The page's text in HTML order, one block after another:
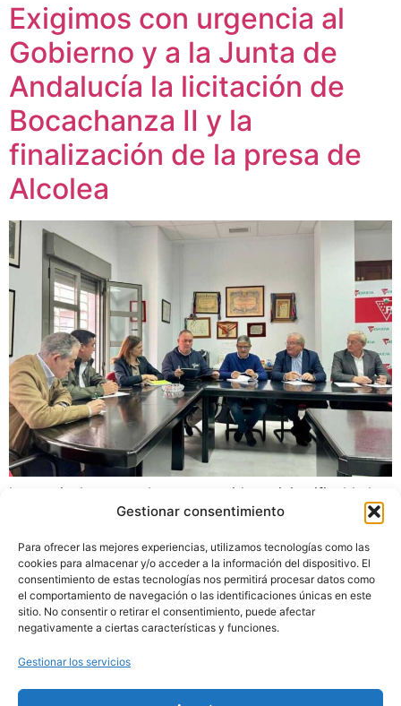
Gestionar consentimiento
Para ofrecer las mejores experiencias, utilizamos tecnologías como las
cookies para almacenar y/o acceder a la información del dispositivo. El
consentimiento de estas tecnologías nos permitirá procesar datos como
el comportamiento de navegación o las identificaciones únicas en este
sitio. No consentir o retirar el consentimiento, puede afectar
negativamente a ciertas características y funciones.
Gestionar los servicios
Exigimos con urgencia al
Gobierno y a la Junta de
Andalucía la licitación de
Bocachanza II y la
finalización de la presa de
Alcolea
Los agricultores onubenses consideran injustificable la
inacción ante una situación que ya conlleva
que podrían incrementarse al 50 % si no se acometen
medidas con urgencia.
←Anterior Siguiente